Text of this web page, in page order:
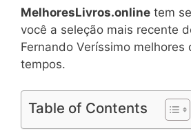
MelhoresLivros.online tem
você a seleção mais recente
Fernando Veríssimo melhores
tempos.
Table of Contents